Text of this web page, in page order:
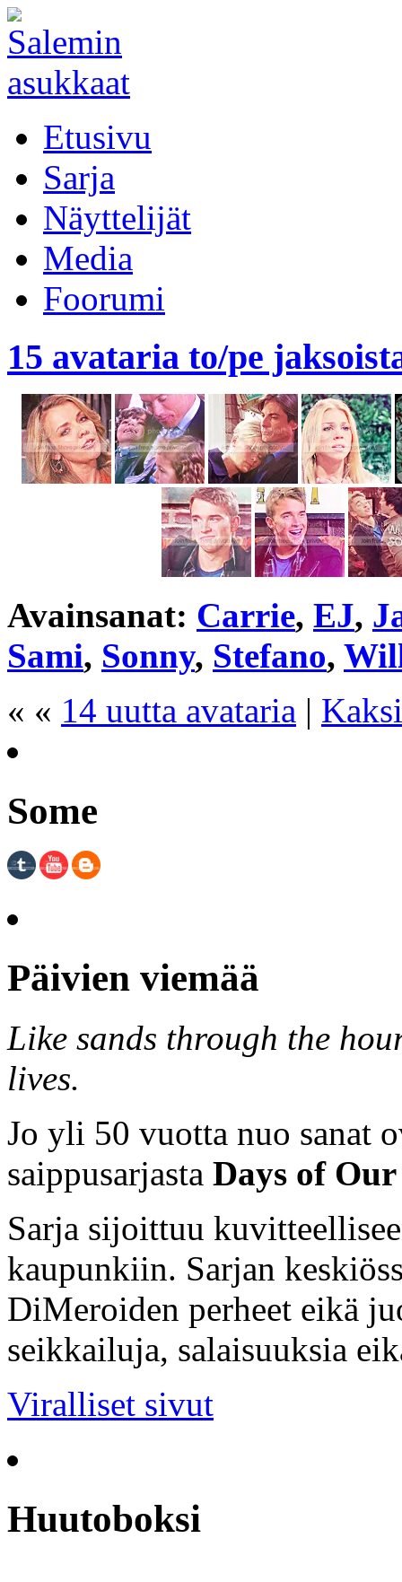
Etusivu
Sarja
Näyttelijät
Media
Foorumi
15 avataria to/pe
Avainsanat: Carrie, EJ,
Sami, Sonny, Stefano,
« « 14 uutta avataria |
Some
Päivien viemää
Like sands through the
lives.
Jo yli 50 vuotta nuo sanat
saippusarjasta Days of
Sarja sijoittuu
kaupunkiin. Sarjan
DiMeroiden perheet eikä
seikkailuja, salaisuuksia
Viralliset sivut
Huutoboksi